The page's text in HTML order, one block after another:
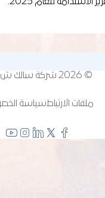
© 2026 شركة سالك
ملفات الارتباطسياسة